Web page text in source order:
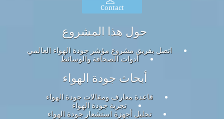
Contact
حول هذا المشروع
اتصل بفريق مشروع مؤشر جودة الهواء العالمي
أدوات الصحافة والوسائط
أبحاث جودة الهواء
قاعدة معارف ومقالات جودة الهواء
تجربة جودة الهواء
تحليل أجهزة استشعار جودة الهواء